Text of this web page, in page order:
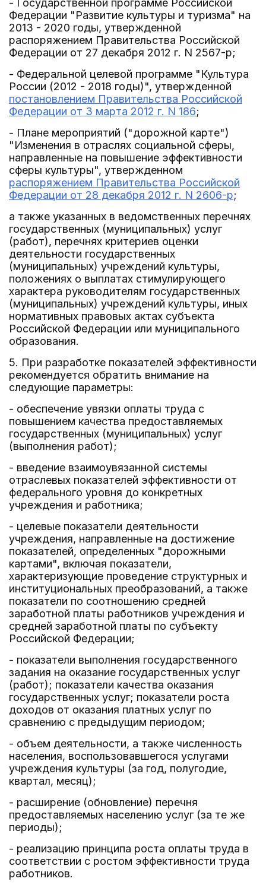
- Государственной программе Российской
Федерации "Развитие культуры и туризма" на
2013 - 2020 годы, утвержденной
распоряжением Правительства Российской
Федерации от 27 декабря 2012 г. N 2567-р;
- Федеральной целевой программе "Культура
России (2012 - 2018 годы)", утвержденной
постановлением Правительства Российской
Федерации от 3 марта 2012 г. N 186;
- Плане мероприятий ("дорожной карте")
"Изменения в отраслях социальной сферы,
направленные на повышение эффективности
сферы культуры", утвержденном
распоряжением Правительства Российской
Федерации от 28 декабря 2012 г. N 2606-р;
а также указанных в ведомственных перечнях
государственных (муниципальных) услуг
(работ), перечнях критериев оценки
деятельности государственных
(муниципальных) учреждений культуры,
положениях о выплатах стимулирующего
характера руководителям государственных
(муниципальных) учреждений культуры, иных
нормативных правовых актах субъекта
Российской Федерации или муниципального
образования.
5. При разработке показателей эффективности
рекомендуется обратить внимание на
следующие параметры:
- обеспечение увязки оплаты труда с
повышением качества предоставляемых
государственных (муниципальных) услуг
(выполнения работ);
- введение взаимоувязанной системы
отраслевых показателей эффективности от
федерального уровня до конкретных
учреждения и работника;
- целевые показатели деятельности
учреждения, направленные на достижение
показателей, определенных "дорожными
картами", включая показатели,
характеризующие проведение структурных и
институциональных преобразований, а также
показатели по соотношению средней
заработной платы работников учреждения и
средней заработной платы по субъекту
Российской Федерации;
- показатели выполнения государственного
задания на оказание государственных услуг
(работ); показатели качества оказания
государственных услуг; показатели роста
доходов от оказания платных услуг по
сравнению с предыдущим периодом;
- объем деятельности, а также численность
населения, воспользовавшегося услугами
учреждения культуры (за год, полугодие,
квартал, месяц);
- расширение (обновление) перечня
предоставляемых населению услуг (за те же
периоды);
- реализацию принципа роста оплаты труда в
соответствии с ростом эффективности труда
работников.